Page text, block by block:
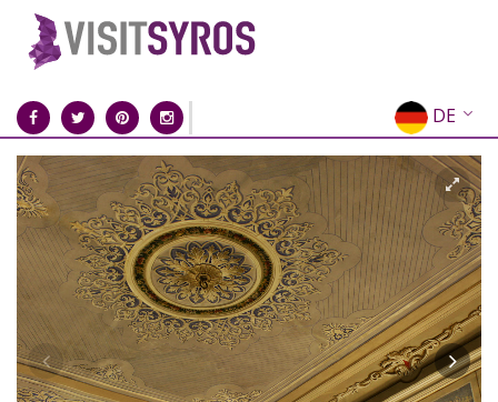
DE
EN
EL
FR
IT
ES
RU